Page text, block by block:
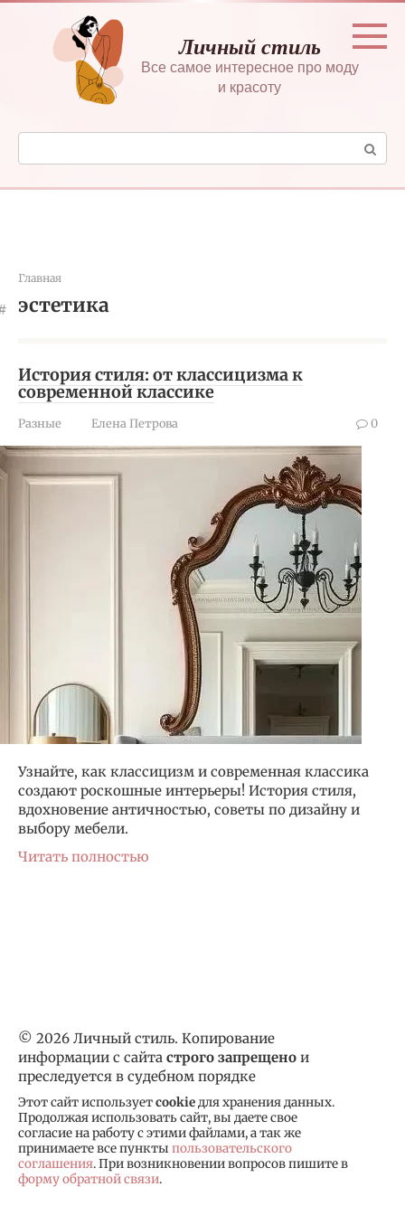
Перейти
контенту
Личный стиль
Все самое интересное про моду
и красоту
Поиск:
Главная
эстетика
История стиля: от классицизма к
современной классике
Разные Елена Петрова 0
Узнайте, как классицизм и современная классика
создают роскошные интерьеры! История стиля,
вдохновение античностью, советы по дизайну и
выбору мебели.
Читать полностью
© 2026 Личный стиль. Копирование
информации с сайта строго запрещено и
преследуется в судебном порядке
Этот сайт используетcookieдля хранения данных.
Продолжая использовать сайт, вы даете свое
согласие на работу с этими файлами, а так же
принимаете все пункты пользовательского
соглашения. При возникновении вопросов пишите в
форму обратной связи.